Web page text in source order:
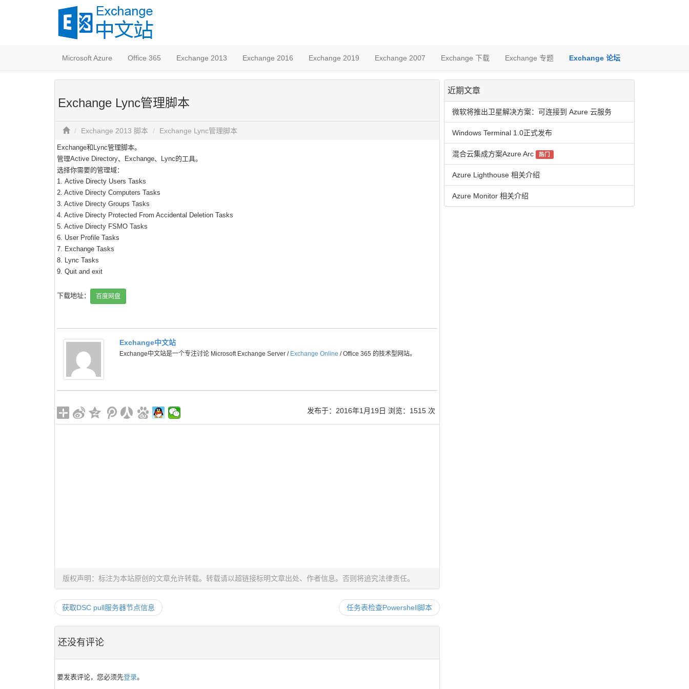
Microsoft Azure Office 365 Exchange 2013 Exchange 2016 Exchange 2019 Exchange 2007 Exchange 下载 Exchange 专题 Exchange 论坛
Exchange Lync管理脚本
Exchange 2013 脚本 Exchange Lync管理脚本
Exchange和Lync管理脚本。
管理Active Directory、Exchange、Lync的工具。
选择你需要的管理域：
1. Active Directy Users Tasks
2. Active Directy Computers Tasks
3. Active Directy Groups Tasks
4. Active Directy Protected From Accidental Deletion Tasks
5. Active Directy FSMO Tasks
6. User Profile Tasks
7. Exchange Tasks
8. Lync Tasks
9. Quit and exit
下载地址： 百度网盘
Exchange中文站
Exchange中文站是一个专注讨论 Microsoft Exchange Server / Exchange Online / Office 365 的技术型网站。
发布于： 2016年1月19日 浏览：1515 次
版权声明：标注为本站原创的文章允许转载。转载请以超链接标明文章出处、作者信息。否则将追究法律责任。
获取DSC pull服务器节点信息 任务表检查Powershell脚本
还没有评论
要发表评论，您必须先登录。
近期文章
微软将推出卫星解决方案：可连接到 Azure 云服务
Windows Terminal 1.0正式发布
混合云集成方案Azure Arc 热门
Azure Lighthouse 相关介绍
Azure Monitor 相关介绍